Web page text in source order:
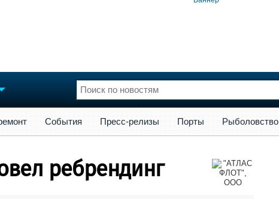
Конференции
Личности
Словарь
Флот
Форум
События Пресс-релизы Порты Рыболовство
ребрендинг